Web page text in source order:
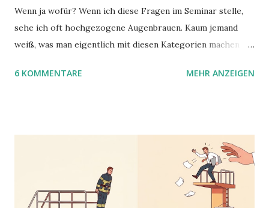
Wenn ja wofür? Wenn ich diese Fragen im Seminar stelle,
sehe ich oft hochgezogene Augenbrauen. Kaum jemand
weiß, was man eigentlich mit diesen Kategorien machen
sie Ihnen vor.
6 KOMMENTARE MEHR ANZEIGEN